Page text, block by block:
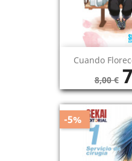
Cuando
8,00 €
-5%